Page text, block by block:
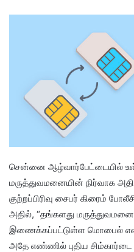
சென்னை ஆழ்வார்பேட்டையில்
மருத்துவமனையின் நிர்வாக
குற்றப்பிரிவு சைபர் கிரைம்
அதில், “தங்களது
இணைக்கப்பட்டுள்ள மொபைல்
அதே எண்ணில் புதிய